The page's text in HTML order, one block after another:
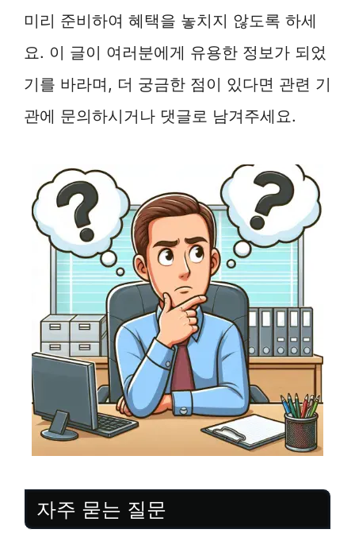
미리 준비하여 혜택을 놓치지 않도록 하세
요. 이 글이 여러분에게 유용한 정보가 되었
기를 바라며, 더 궁금한 점이 있다면 관련 기
관에 문의하시거나 댓글로 남겨주세요.
자주 묻는 질문